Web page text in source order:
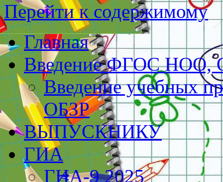
Перейти к содержимому
Главная
Введение ФГОС
Введение учебных
ОБЗР
ВЫПУСКНИКУ
ГИА
ГИА-9 2025